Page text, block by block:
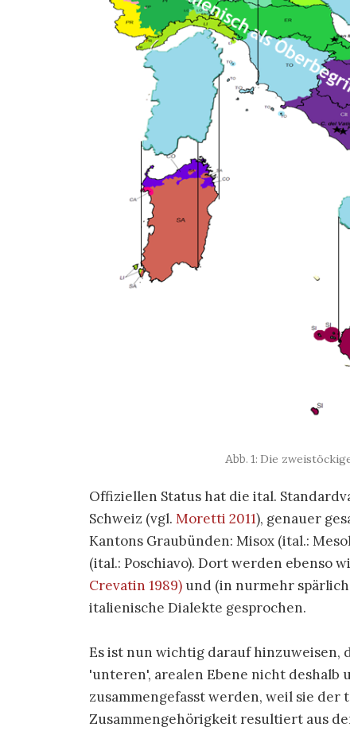
Die
Offiziellen Status hat die ital.
Schweiz (vgl. Moretti 2011), genauer
Kantons Graubünden: Misox (ital.:
(ital.: Poschiavo). Dort werden ebenso
Crevatin 1989) und (in nurmehr
italienische Dialekte gesprochen.
Es ist nun wichtig darauf hinzuweisen,
'unteren', arealen Ebene nicht
zusammengefasst werden, weil sie
Zusammengehörigkeit resultiert aus